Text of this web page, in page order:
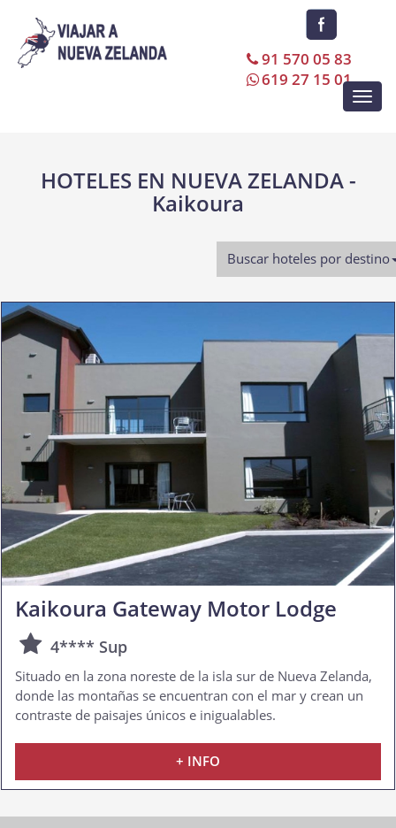
91 570 05 83
619 27 15 01
HOTELES EN NUEVA ZELANDA -
Kaikoura
Buscar hoteles por destino
Kaikoura Gateway Motor Lodge
4**** Sup
Situado en la zona noreste de la isla sur de Nueva Zelanda,
donde las montañas se encuentran con el mar y crean un
contraste de paisajes únicos e inigualables.
+ INFO